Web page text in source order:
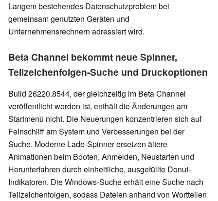
Langem bestehendes Datenschutzproblem bei
gemeinsam genutzten Geräten und
Unternehmensrechnern adressiert wird.
Beta Channel bekommt neue Spinner,
Teilzeichenfolgen-Suche und Druckoptionen
Build 26220.8544, der gleichzeitig im Beta Channel
veröffentlicht worden ist, enthält die Änderungen am
Startmenü nicht. Die Neuerungen konzentrieren sich auf
Feinschliff am System und Verbesserungen bei der
Suche. Moderne Lade-Spinner ersetzen ältere
Animationen beim Booten, Anmelden, Neustarten und
Herunterfahren durch einheitliche, ausgefüllte Donut-
Indikatoren. Die Windows-Suche erhält eine Suche nach
Teilzeichenfolgen, sodass Dateien anhand von Wortteilen